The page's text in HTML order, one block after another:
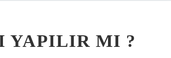
YAPILIR MI ?